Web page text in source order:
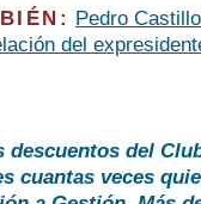
Pedro
del
descuentos del
cuantas veces